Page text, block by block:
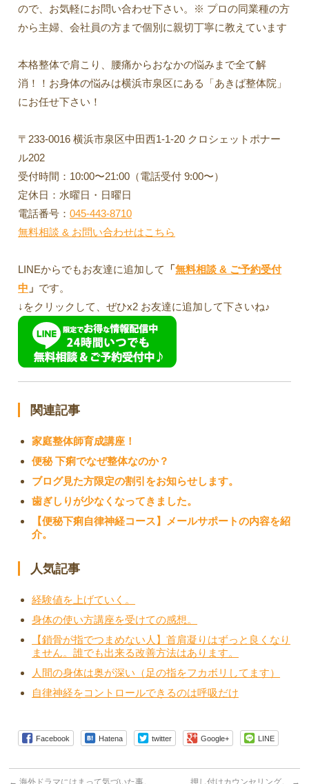
ので、お気軽にお問い合わせ下さい。※ プロの同業種の方
から主婦、会社員の方まで個別に親切丁寧に教えています
本格整体で肩こり、腰痛からおなかの悩みまで全て解
消！！お身体の悩みは横浜市泉区にある「あきば整体院」
にお任せ下さい！
〒233-0016 横浜市泉区中田西1-1-20 クロシェットポナー
ル202
受付時間：10:00〜21:00（電話受付 9:00〜）
定休日：水曜日・日曜日
電話番号：045-443-8710
無料相談 & お問い合わせはこちら
LINEからでもお友達に追加して 「無料相談 & ご予約受付
中 」 です。
↓をクリックして、ぜひx2 お友達に追加して下さいね♪
関連記事
家庭整体師育成講座！
便秘 下痢でなぜ整体なのか？
ブログ見た方限定の割引をお知らせします。
歯ぎしりが少なくなってきました。
【便秘下痢自律神経コース】メールサポートの内容を紹
介。
人気記事
経験値を上げていく。
身体の使い方講座を受けての感想。
【鎖骨が指でつまめない人】首肩凝りはずっと良くなり
ません。誰でも出来る改善方法はあります。
人間の身体は奥が深い（足の指をフカボリしてます）
自律神経をコントロールできるのは呼吸だけ
Facebook Hatena twitter Google+ LINE